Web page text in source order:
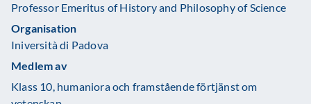
Professor Emeritus of History and Philosophy of Science
Organisation
Iniversità di Padova
Medlem av
Klass 10, humaniora och framstående förtjänst om